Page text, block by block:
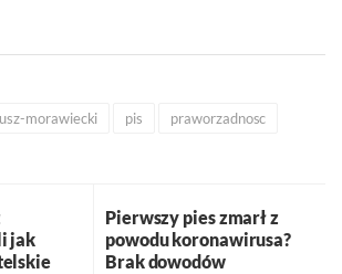
morawiecki pis
praworzadnosc
jak
Pierwszy pies zmarł z
powodu koronawirusa?
Brak dowodów